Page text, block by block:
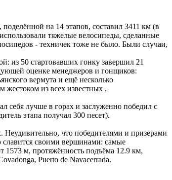
на 14 этапов, составил 3411 км (в
тяжелые велосипеды, сделанные
- техничек тоже не было. Были случаи,
из 50 стартовавших гонку завершил 21
оценке менеджеров и гонщиков:
вермута и ещё несколько
жестоком из всех известных .
себя лучше в горах и заслуженно победил с
этапа получал 300 песет).
что победителями и призерами
славится своими вершинами: самые
1573 м, протяжённость подъёма 12.9 км,
Puerto de Navacerrada.